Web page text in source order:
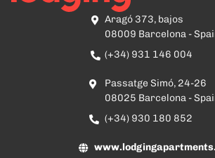
Aragó 373, bajos
08009 Barcelona -
(+34) 931 146 004
Passatge Simó, 24-26
08025 Barcelona -
(+34) 930 180 852